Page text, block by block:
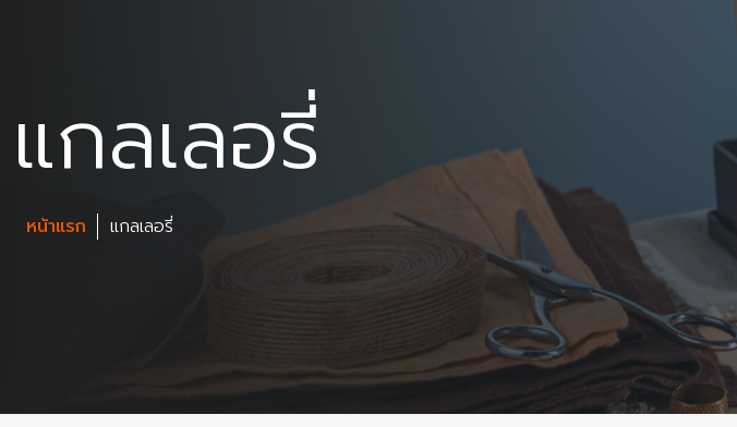
แกลเลอรี่
หน้าแรก แกลเลอรี่